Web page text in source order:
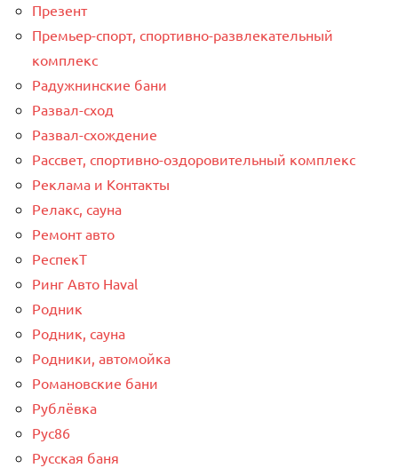
Презент
Премьер-спорт, спортивно-развлекательный
комплекс
Радужнинские бани
Развал-сход
Развал-схождение
Рассвет, спортивно-оздоровительный комплекс
Реклама и Контакты
Релакс, сауна
Ремонт авто
РеспекТ
Ринг Авто Haval
Родник
Родник, сауна
Родники, автомойка
Романовские бани
Рублёвка
Рус86
Русская баня